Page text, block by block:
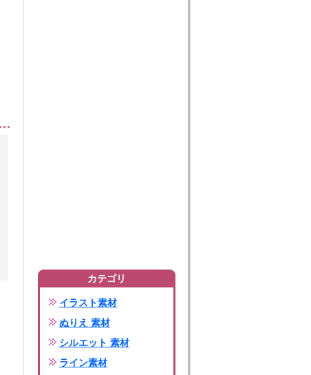
カテゴリ
イラスト素材
ぬりえ 素材
シルエット 素材
ライン素材